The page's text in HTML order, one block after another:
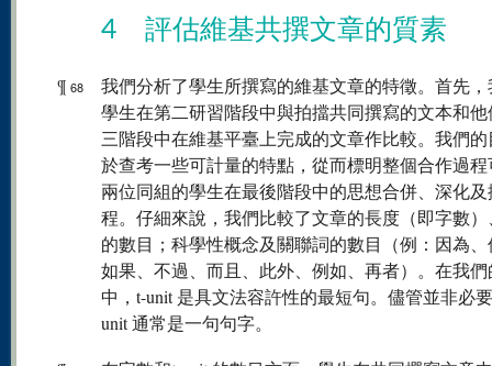
4 評估維基共撰文章的質素
¶ 68
我們分析了學生所撰寫的維基文章的特徵。首先
學生在第二研習階段中與拍擋共同撰寫的文本和
三階段中在維基平臺上完成的文章作比較。我們
於查考一些可計量的特點，從而標明整個合作過
兩位同組的學生在最後階段中的思想合併、深化
程。仔細來說，我們比較了文章的長度（即字數）
的數目；科學性概念及關聯詞的數目（例：因為
如果、不過、而且、此外、例如、再者）。在我
中，t-unit 是具文法容許性的最短句。儘管並非必
unit 通常是一句句字。